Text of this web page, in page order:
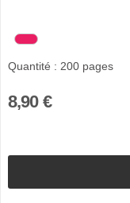
Quantité : 200 pages
8,90 €